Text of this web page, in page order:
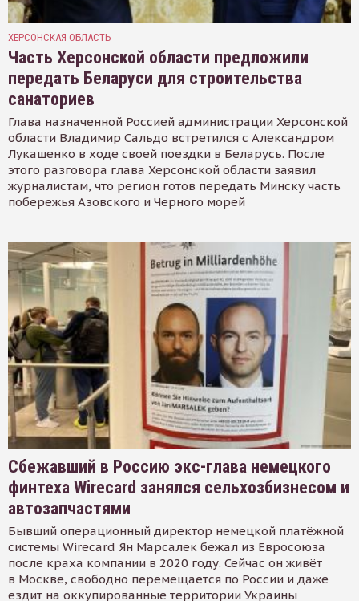
ХЕРСОНСКАЯ ОБЛАСТЬ
Часть Херсонской области предложили
передать Беларуси для строительства
санаториев
Глава назначенной Россией администрации Херсонской
области Владимир Сальдо встретился с Александром
Лукашенко в ходе своей поездки в Беларусь. После
этого разговора глава Херсонской области заявил
журналистам, что регион готов передать Минску часть
побережья Азовского и Черного морей
Сбежавший в Россию экс-глава немецкого
финтеха Wirecard занялся сельхозбизнесом и
автозапчастями
Бывший операционный директор немецкой платёжной
системы Wirecard Ян Марсалек бежал из Евросоюза
после краха компании в 2020 году. Сейчас он живёт
в Москве, свободно перемещается по России и даже
ездит на оккупированные территории Украины